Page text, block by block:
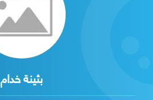
بثينة خدام